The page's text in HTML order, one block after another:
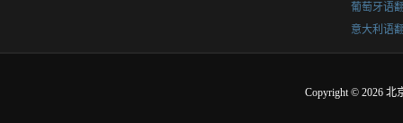
葡萄牙语
意大利语
Copyright © 2026 北